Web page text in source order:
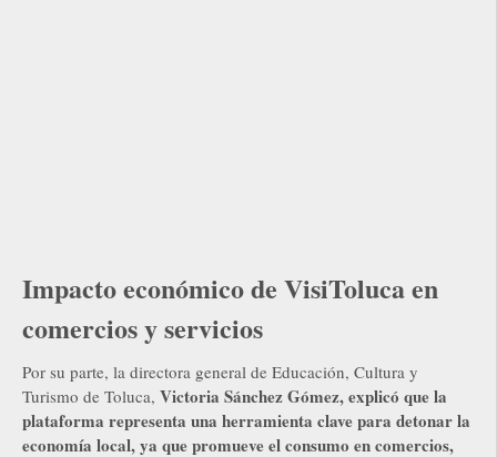
Impacto económico de VisiToluca en
comercios y servicios
Por su parte, la directora general de Educación, Cultura y
Turismo de Toluca, Victoria Sánchez Gómez, explicó que la
plataforma representa una herramienta clave para detonar la
economía local, ya que promueve el consumo en comercios,